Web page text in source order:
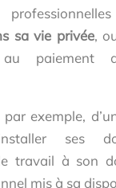
sa vie privée,
paiement
exemple,
ses
travail à son
mis à sa